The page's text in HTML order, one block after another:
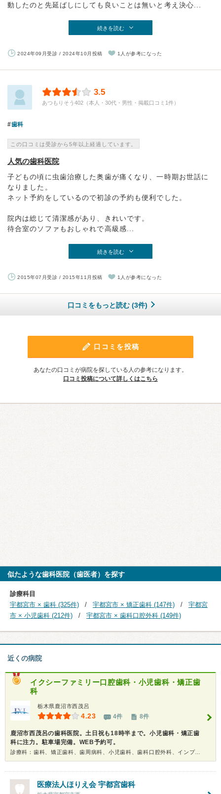
動したのと先延ばしにしても良いことは無いと考え決心...
続きを読む
2024年09月受診 / 2024年10月投稿 1人が参考になった
3.5
あつもりそう402（本人・30代・男性・掲載口コミ1件）
歯科
この口コミは受診から5年以上経過しています。
人気の歯科医院
子どもの頃に虫歯治療した奥歯が痛くなり、一時期お世話に
なりました。
ネット予約をしているので初診の予約も便利でした。
院内は総じて清潔感があり、きれいです。
待合室のソファもおしゃれで高級感...
続きを読む
2015年07月受診 / 2015年11月投稿 1人が参考になった
口コミをもっと読む (3件)
口コミを投稿
あなたの口コミが病院を探している人の参考になります。
口コミ投稿について詳しくはこちら
似たような歯科医院（歯医者）を探す
診療科目
宇都宮市 × 歯科 (325件)
宇都宮市 × 矯正歯科 (147件)
宇都宮
市 × 小児歯科 (212件)
宇都宮市 × 歯科口腔外科 (149件)
近くの病院
イクシーファミリー口腔歯科・小児歯科・矯正歯
科
栃木県鹿沼市西茂呂
4.23 4件 8件
鹿沼市西茂呂の歯科医院。土日祝も18時半まで。小児歯科・矯正歯
科に注力。駐車場完備。WEB予約可。
診療科：歯科、矯正歯科、歯周病科、小児歯科、歯科口腔外科、インプラント、ホワイトニング
医療法人ほりえ会 宇都宮歯科